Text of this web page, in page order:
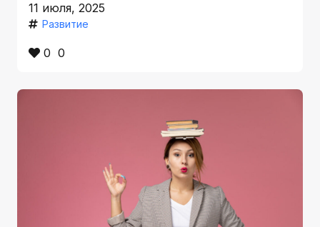
11 июля, 2025
Развитие
0 0